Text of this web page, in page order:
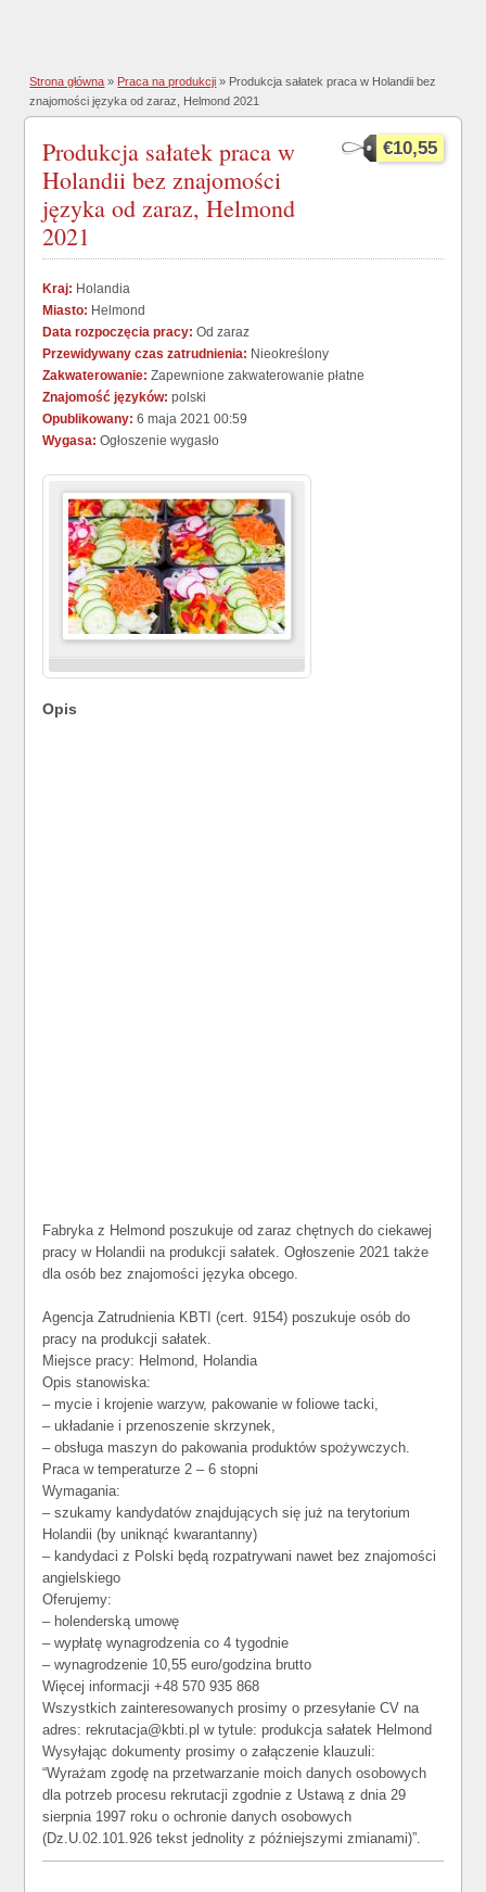
Strona główna » Praca na produkcji » Produkcja sałatek praca w Holandii bez
znajomości języka od zaraz, Helmond 2021
€10,55
Produkcja sałatek praca w
Holandii bez znajomości
języka od zaraz, Helmond
2021
Kraj: Holandia
Miasto: Helmond
Data rozpoczęcia pracy: Od zaraz
Przewidywany czas zatrudnienia: Nieokreślony
Zakwaterowanie: Zapewnione zakwaterowanie płatne
Znajomość języków: polski
Opublikowany: 6 maja 2021 00:59
Wygasa: Ogłoszenie wygasło
Opis
Fabryka z Helmond poszukuje od zaraz chętnych do ciekawej
pracy w Holandii na produkcji sałatek. Ogłoszenie 2021 także
dla osób bez znajomości języka obcego.
Agencja Zatrudnienia KBTI (cert. 9154) poszukuje osób do
pracy na produkcji sałatek.
Miejsce pracy: Helmond, Holandia
Opis stanowiska:
– mycie i krojenie warzyw, pakowanie w foliowe tacki,
– układanie i przenoszenie skrzynek,
– obsługa maszyn do pakowania produktów spożywczych.
Praca w temperaturze 2 – 6 stopni
Wymagania:
– szukamy kandydatów znajdujących się już na terytorium
Holandii (by uniknąć kwarantanny)
– kandydaci z Polski będą rozpatrywani nawet bez znajomości
angielskiego
Oferujemy:
– holenderską umowę
– wypłatę wynagrodzenia co 4 tygodnie
– wynagrodzenie 10,55 euro/godzina brutto
Więcej informacji +48 570 935 868
Wszystkich zainteresowanych prosimy o przesyłanie CV na
adres: rekrutacja@kbti.pl w tytule: produkcja sałatek Helmond
Wysyłając dokumenty prosimy o załączenie klauzuli:
“Wyrażam zgodę na przetwarzanie moich danych osobowych
dla potrzeb procesu rekrutacji zgodnie z Ustawą z dnia 29
sierpnia 1997 roku o ochronie danych osobowych
(Dz.U.02.101.926 tekst jednolity z późniejszymi zmianami)”.